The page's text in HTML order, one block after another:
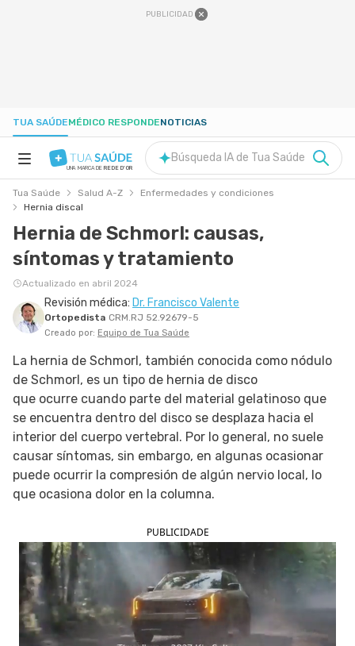
PUBLICIDAD
TUA SAÚDEMÉDICO RESPONDENOTICIAS
SALUD A-Z
EMBARAZO
BIENESTAR
SIGUE TUA SAÚDE EN LAS REDES SOCIALES
UNA MARCA DE REDE D'OR
Búsqueda IA de Tua Saúde
Tua Saúde Salud A-Z
Enfermedades y condiciones
Hernia discal
Hernia de Schmorl: causas,
síntomas y tratamiento
Actualizado en abril 2024
Revisión médica: Dr. Francisco Valente
Ortopedista CRM.RJ 52.92679-5
Creado por: Equipo de Tua Saúde
La hernia de Schmorl, también conocida como nódulo
de Schmorl, es un tipo de hernia de disco
que ocurre cuando parte del material gelatinoso que
se encuentra dentro del disco se desplaza hacia el
interior del cuerpo vertebral. Por lo general, no suele
causar síntomas, sin embargo, en algunas ocasionar
puede ocurrir la compresión de algún nervio local, lo
que ocasiona dolor en la columna.
PUBLICIDADE